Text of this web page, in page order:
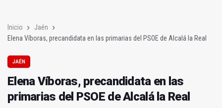
Inicio
Jaén
Elena Víboras, precandidata en las primarias del PSOE de Alcalá la Real
JAÉN
Elena Víboras, precandidata en las
primarias del PSOE de Alcalá la Real